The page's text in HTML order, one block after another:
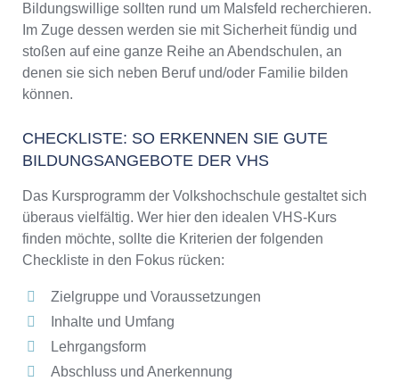
Bildungswillige sollten rund um Malsfeld recherchieren.
Im Zuge dessen werden sie mit Sicherheit fündig und
stoßen auf eine ganze Reihe an Abendschulen, an
denen sie sich neben Beruf und/oder Familie bilden
können.
CHECKLISTE: SO ERKENNEN SIE GUTE
BILDUNGSANGEBOTE DER VHS
Das Kursprogramm der Volkshochschule gestaltet sich
überaus vielfältig. Wer hier den idealen VHS-Kurs
finden möchte, sollte die Kriterien der folgenden
Checkliste in den Fokus rücken:
Zielgruppe und Voraussetzungen
Inhalte und Umfang
Lehrgangsform
Abschluss und Anerkennung